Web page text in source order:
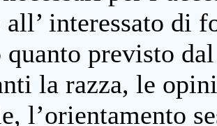
interessato di
quanto previsto
la razza, le
l’orientamento